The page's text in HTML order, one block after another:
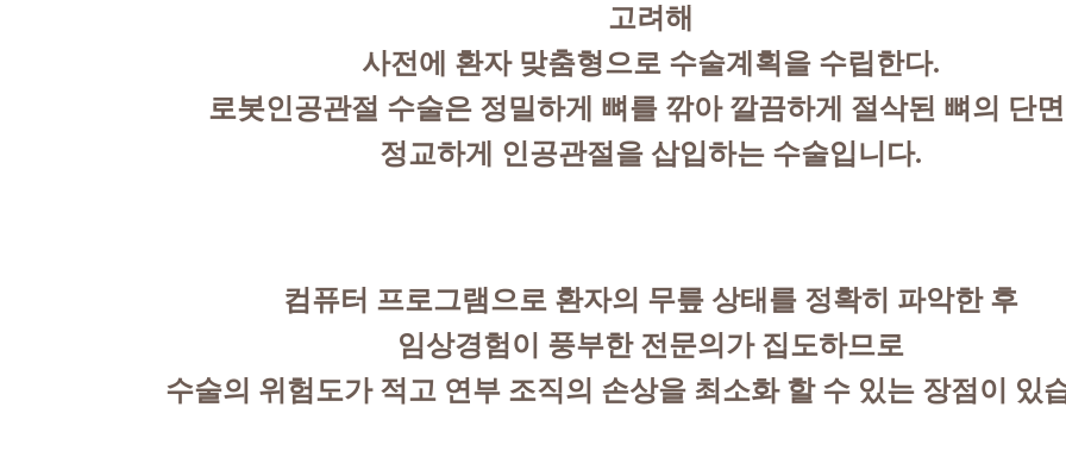
고려해
사전에 환자 맞춤형으로 수술계획을 수립한다.
로봇인공관절 수술은 정밀하게 뼈를 깎아 깔끔하게 절삭된 뼈의 단
정교하게 인공관절을 삽입하는 수술입니다.
컴퓨터 프로그램으로 환자의 무릎 상태를 정확히 파악한 후
임상경험이 풍부한 전문의가 집도하므로
수술의 위험도가 적고 연부 조직의 손상을 최소화 할 수 있는 장점이 있